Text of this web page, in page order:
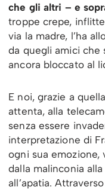
che gli altri – e
troppe crepe,
via la madre, l’ha
da quegli amici che
ancora bloccato al
E noi, grazie a
attenta, alla
senza essere
interpretazione di
ogni sua emozione,
dalla malinconia
all’apatia.